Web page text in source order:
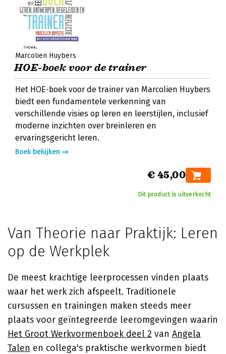
Marcolien Huybers
HOE-boek voor de trainer
Het HOE-boek voor de trainer van Marcolien Huybers
biedt een fundamentele verkenning van
verschillende visies op leren en leerstijlen, inclusief
moderne inzichten over breinleren en
ervaringsgericht leren.
Boek bekijken
€ 45,00
Dit product is uitverkocht
Van Theorie naar Praktijk: Leren
op de Werkplek
De meest krachtige leerprocessen vinden plaats
waar het werk zich afspeelt. Traditionele
cursussen en trainingen maken steeds meer
plaats voor geïntegreerde leeromgevingen waarin
Het Groot Werkvormenboek deel 2 van Angela
Talen en collega's praktische werkvormen biedt